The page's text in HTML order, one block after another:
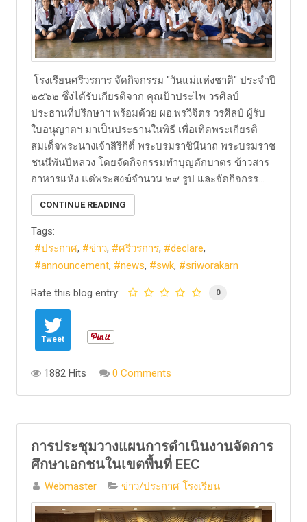
โรงเรียนศรีวรการ จัดกิจกรรม "วันแม่แห่งชาติ" ประจำปี
๒๕๖๒ ซึ่งได้รับเกียรติจาก คุณป้าประไพ วรศิลป์
ประธานที่ปรึกษาฯ พร้อมด้วย ผอ.พรวิจิตร วรศิลป์ ผู้รับ
ใบอนุญาตฯ มาเป็นประธานในพิธี เพื่อเทิดพระเกียรติ
สมเด็จพระนางเจ้าสิริกิติ์ พระบรมราชินีนาถ พระบรมราช
ชนนีพันปีหลวง โดยจัดกิจกรรมทำบุญตักบาตร ข้าวสาร
อาหารแห้ง แด่พระสงฆ์จำนวน ๒๙ รูป และจัดกิจกรร...
CONTINUE READING
Tags:
ประกาศ
ข่าว ศรีวรการ
declare
announcement
news swk sriworakarn
Rate this blog entry: 0
Tweet
1882 Hits 0 Comments
การประชุมวางแผนการดำเนินงานจัดการ
ศึกษาเอกชนในเขตพื้นที่ EEC
Webmaster ข่าว/ประกาศ โรงเรียน